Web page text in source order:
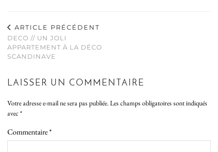
ARTICLE PRÉCÉDENT
DECO // UN JOLI
APPARTEMENT À LA DÉCO
SCANDINAVE
LAISSER UN COMMENTAIRE
Votre adresse e-mail ne sera pas publiée.Les champs obligatoires sont indiqués
avec *
Commentaire*